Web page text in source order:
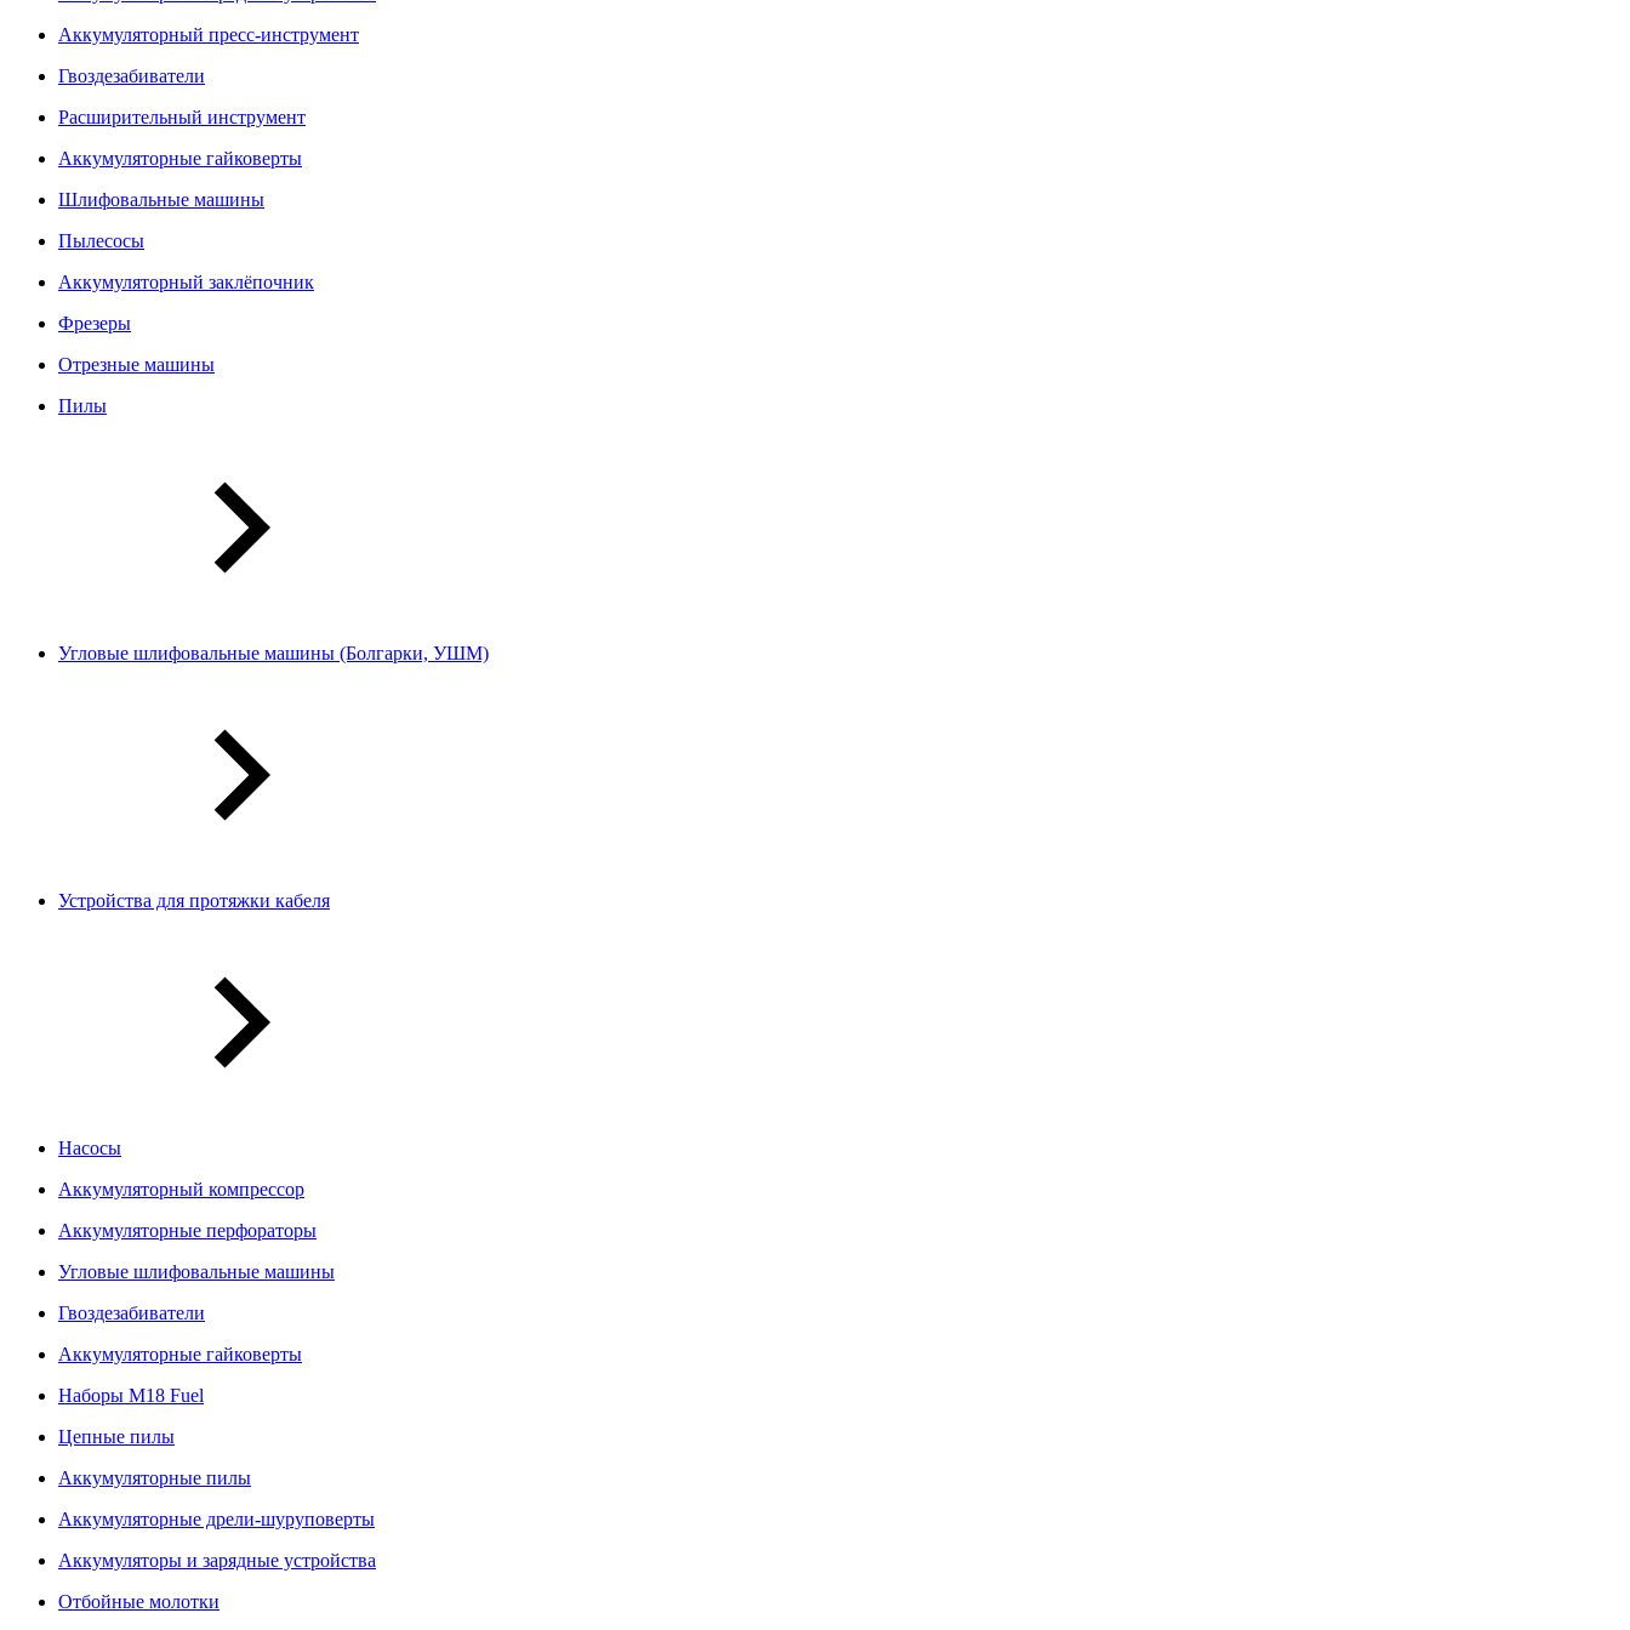
Аккумуляторный пресс-инструмент
Гвоздезабиватели
Расширительный инструмент
Аккумуляторные гайковерты
Шлифовальные машины
Пылесосы
Аккумуляторный заклёпочник
Фрезеры
Отрезные машины
Пилы
Угловые шлифовальные машины (Болгарки, УШМ)
Устройства для протяжки кабеля
Насосы
Аккумуляторный компрессор
Аккумуляторные перфораторы
Угловые шлифовальные машины
Гвоздезабиватели
Аккумуляторные гайковерты
Наборы M18 Fuel
Цепные пилы
Аккумуляторные пилы
Аккумуляторные дрели-шуруповерты
Аккумуляторы и зарядные устройства
Отбойные молотки